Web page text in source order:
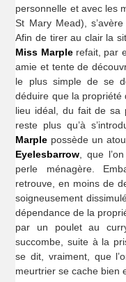
personnelle et avec les
St Mary Mead),
Afin de tirer au clair la
Miss Marplerefait, par
amie et tente de
le plus simple de se
déduire que la propriété
lieu idéal, du fait de sa
reste plus qu’à
Marple possède un
Eyelesbarrow , que
perle ménagère.
retrouve, en moins de
soigneusement
dépendance de la
par un poulet au
succombe, suite à la
se dit, vraiment, que
meurtrier se cache bien